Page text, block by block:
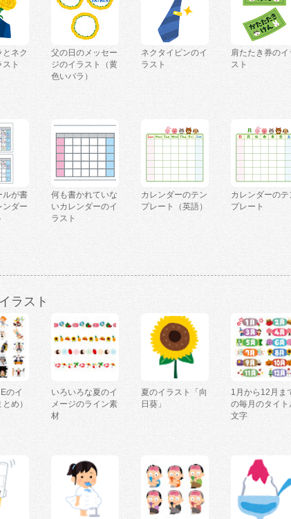
とネク
ト
父の日のメッセー
ジのイラスト（黄
色いバラ）
ネクタイピンのイ
ラスト
肩たたき券のイ
スト
ルが書
ンダー
何も書かれていな
いカレンダーのイ
ラスト
カレンダーのテン
プレート（英語）
カレンダーのテ
プレート
ラスト
のイ
め）
いろいろな夏のイ
メージのライン素
材
夏のイラスト「向
日葵」
1月から12月ま
の毎月のタイト
文字